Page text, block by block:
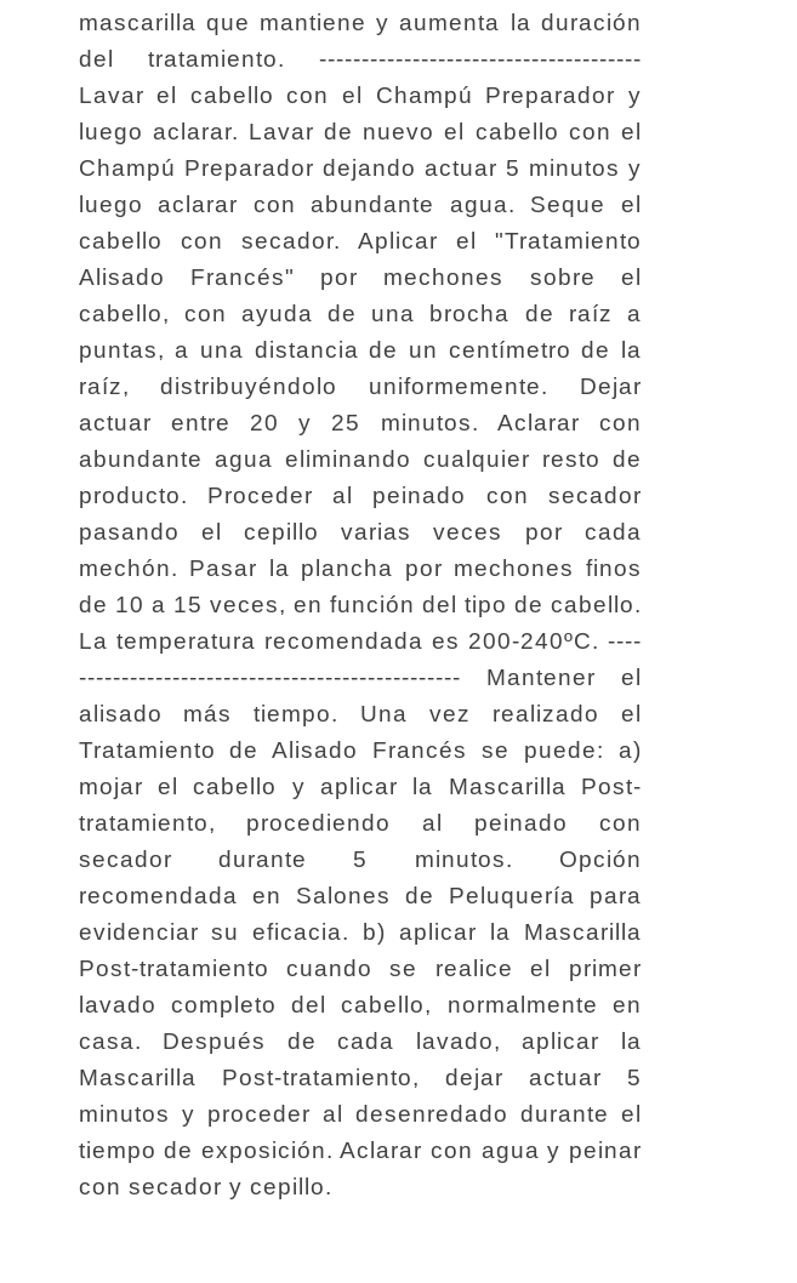
mascarilla que mantiene y aumenta la duración
del tratamiento. --------------------------------------
Lavar el cabello con el Champú Preparador y
luego aclarar. Lavar de nuevo el cabello con el
Champú Preparador dejando actuar 5 minutos y
luego aclarar con abundante agua. Seque el
cabello con secador. Aplicar el "Tratamiento
Alisado Francés" por mechones sobre el
cabello, con ayuda de una brocha de raíz a
puntas, a una distancia de un centímetro de la
raíz, distribuyéndolo uniformemente. Dejar
actuar entre 20 y 25 minutos. Aclarar con
abundante agua eliminando cualquier resto de
producto. Proceder al peinado con secador
pasando el cepillo varias veces por cada
mechón. Pasar la plancha por mechones finos
de 10 a 15 veces, en función del tipo de cabello.
La temperatura recomendada es 200-240ºC. ----
--------------------------------------------- Mantener el
alisado más tiempo. Una vez realizado el
Tratamiento de Alisado Francés se puede: a)
mojar el cabello y aplicar la Mascarilla Post-
tratamiento, procediendo al peinado con
secador durante 5 minutos. Opción
recomendada en Salones de Peluquería para
evidenciar su eficacia. b) aplicar la Mascarilla
Post-tratamiento cuando se realice el primer
lavado completo del cabello, normalmente en
casa. Después de cada lavado, aplicar la
Mascarilla Post-tratamiento, dejar actuar 5
minutos y proceder al desenredado durante el
tiempo de exposición. Aclarar con agua y peinar
con secador y cepillo.